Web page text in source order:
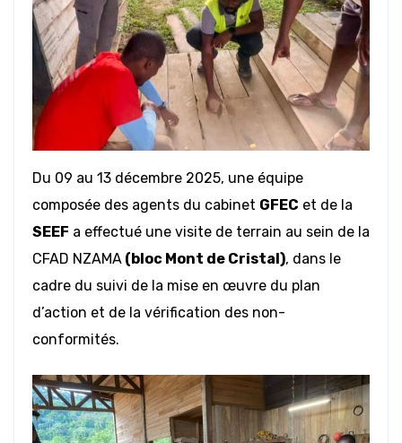
Du 09 au 13 décembre 2025, une équipe
composée des agents du cabinet GFEC et de la
SEEF a effectué une visite de terrain au sein de la
CFAD NZAMA (bloc Mont de Cristal), dans le
cadre du suivi de la mise en œuvre du plan
d’action et de la vérification des non-
conformités.